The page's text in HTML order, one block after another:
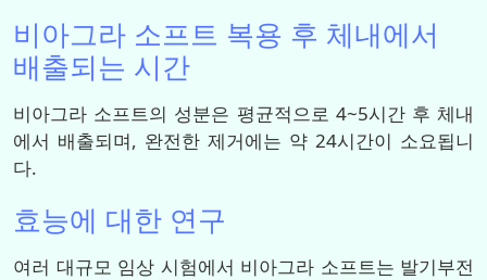
비아그라 소프트 복용 후 체내에서
배출되는 시간
비아그라 소프트의 성분은 평균적으로 4~5시간 후 체내
에서 배출되며, 완전한 제거에는 약 24시간이 소요됩니
다.
효능에 대한 연구
여러 대규모 임상 시험에서 비아그라 소프트는 발기부전